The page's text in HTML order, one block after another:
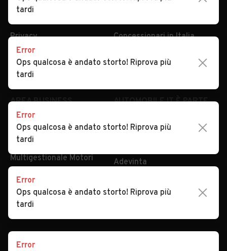
Dati identificativi
Privacy
Impostazioni Privacy
Security
Tutte le auto usate
Concessionari in Italia
Valutazione auto
AREA BUSINESS
Registrazione
concessionario
Multigestionale Motori
AUTOMOBILE.IT È PARTE
subito.it
Adevinta
SEGUICI
Copyright © 2023 Marktplaats B.V. Tutti i diritti riservati.
tardi
Error
Ops qualcosa è andato storto! Riprova più
tardi
Error
Ops qualcosa è andato storto! Riprova più
tardi
Error
Ops qualcosa è andato storto! Riprova più
tardi
Error